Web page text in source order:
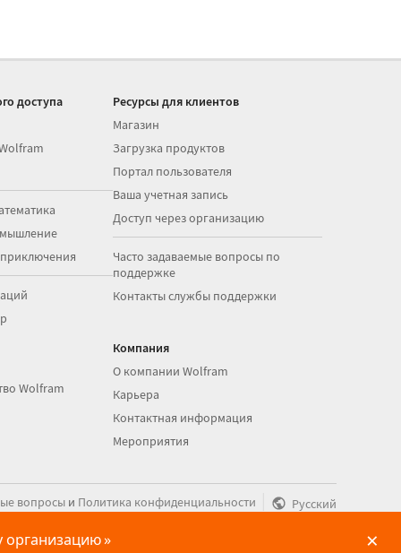
доступа
Wolfram
Ресурсы для клиентов
Магазин
Загрузка продуктов
Портал пользователя
Ваша учетная запись
Доступ через организацию
Часто задаваемые вопросы по
поддержке
Контакты службы поддержки
Компания
О компании Wolfram
Карьера
Контактная информация
Мероприятия
вопросы и Политика конфиденциальности Русский
организацию ×